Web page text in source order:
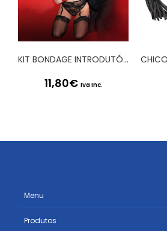
KIT BONDAGE INTRODUTÓRIO 2 VERMELHO OUCH!
11,80€ Iva Inc.
Menu
Produtos